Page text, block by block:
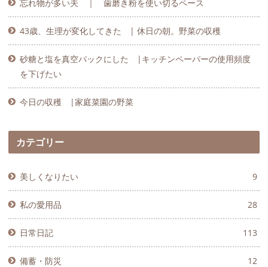
忘れ物が多い夫 ｜ 歯磨き粉を使い切るペース
43歳、生理が変化してきた | 休日の朝。野菜の収穫
砂糖と塩を真空パックにした |キッチンペーパーの使用頻度
を下げたい
今日の収穫 |家庭菜園の野菜
カテゴリー
美しくなりたい 9
私の愛用品 28
日常日記 113
備蓄・防災 12